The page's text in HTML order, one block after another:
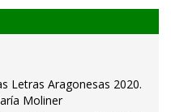
Letras Aragonesas 2020.
Moliner